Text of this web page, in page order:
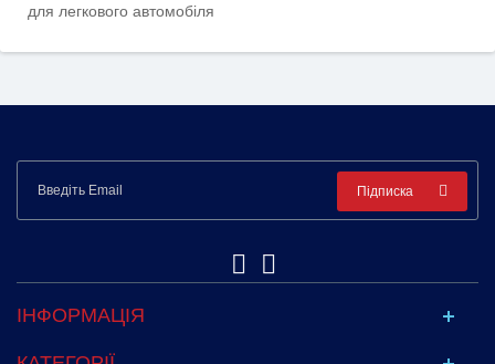
для легкового автомобіля
Підписка
ІНФОРМАЦІЯ